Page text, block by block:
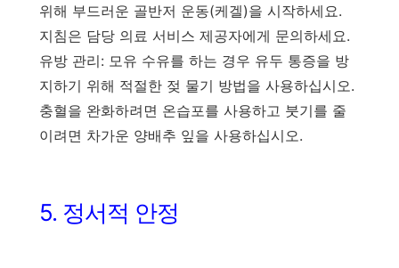
위해 부드러운 골반저 운동(케겔)을 시작하세요.
지침은 담당 의료 서비스 제공자에게 문의하세요.
유방 관리: 모유 수유를 하는 경우 유두 통증을 방
지하기 위해 적절한 젖 물기 방법을 사용하십시오.
충혈을 완화하려면 온습포를 사용하고 붓기를 줄
이려면 차가운 양배추 잎을 사용하십시오.
5. 정서적 안정